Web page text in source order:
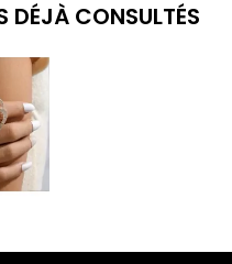
DÉJÀ CONSULTÉS